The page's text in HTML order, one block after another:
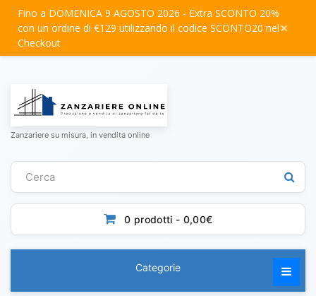
Fino a DOMENICA 9 AGOSTO 2026 - Extra SCONTO 20%
con un ordine di €129 utilizzando il codice SCONTO20 nel
Checkout
×
Zanzariere su misura, in vendita online
0 prodotti - 0,00€
Categorie